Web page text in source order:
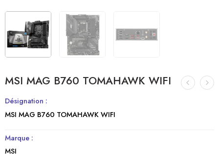
MSI MAG B760 TOMAHAWK WIFI
Désignation :
MSI MAG B760 TOMAHAWK WIFI
Marque :
MSI